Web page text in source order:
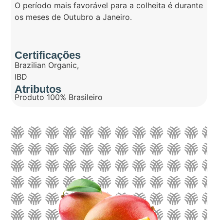
O período mais favorável para a colheita é durante
os meses de Outubro a Janeiro.
Certificações
Brazilian Organic,
IBD
Atributos
Produto 100% Brasileiro